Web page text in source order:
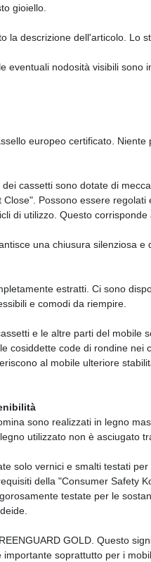
gioiello.
la descrizione dell'articolo. Lo
eventuali nodosità visibili sono
europeo certificato.
cassetti sono dotate di
Close". Possono essere
di utilizzo. Questo
una chiusura silenziosa e
estratti. Ci sono
e comodi da riempire.
e le altre parti del mobile
cosiddette code di rondine nei
al mobile ulteriore
sono realizzati in legno
utilizzato non è asciugato
solo vernici e smalti testati
della "Consumer Safety
testate per le
GOLD. Questo
soprattutto per i